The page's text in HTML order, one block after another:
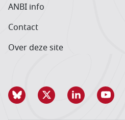
ANBI info
Contact
Over deze site